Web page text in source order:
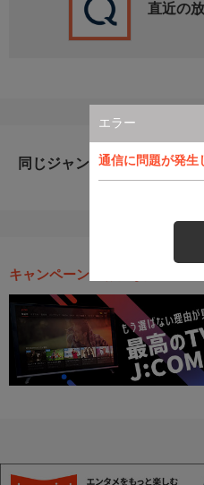
エラー
通信に問題が発生
直近の
同じジャンルのおすすめ番組
キャンペーン・お得な情報